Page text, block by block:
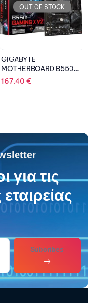
OF STOCK
B550
V2 1.1, AM4
TUF
για τις
Subcribes